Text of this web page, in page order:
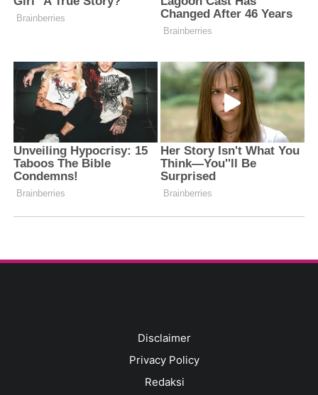
Disclaimer
Privacy Policy
Redaksi